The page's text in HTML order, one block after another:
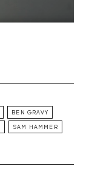
BEN GRAVY
SAM HAMMER